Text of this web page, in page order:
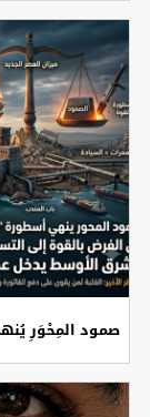
صمود المِحْوَرِ